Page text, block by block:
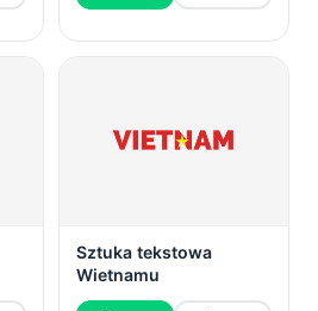
Sztuka tekstowa
Wietnamu